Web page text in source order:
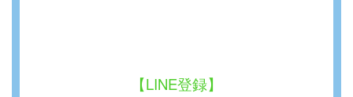
【LINE登録】